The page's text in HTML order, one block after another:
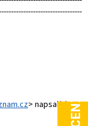
> napsal(a):